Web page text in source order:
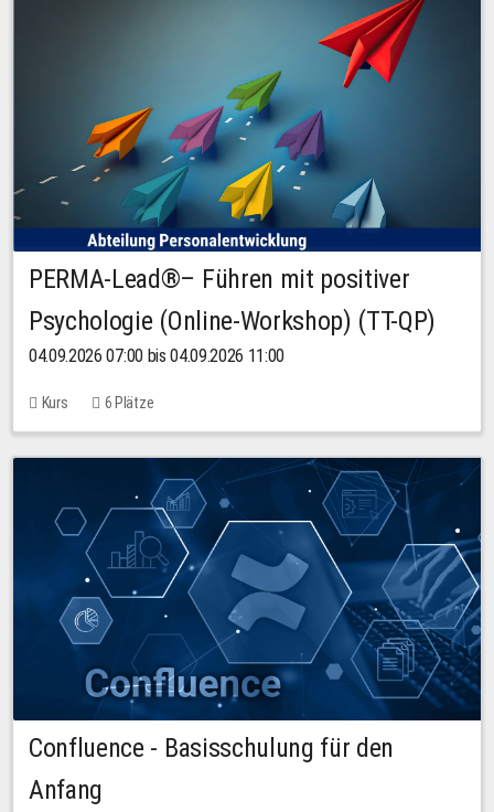
PERMA-Lead®– Führen mit positiver
Psychologie (Online-Workshop) (TT-QP)
04.09.2026 07:00 bis 04.09.2026 11:00
Kurs 6 Plätze
Confluence - Basisschulung für den
Anfang